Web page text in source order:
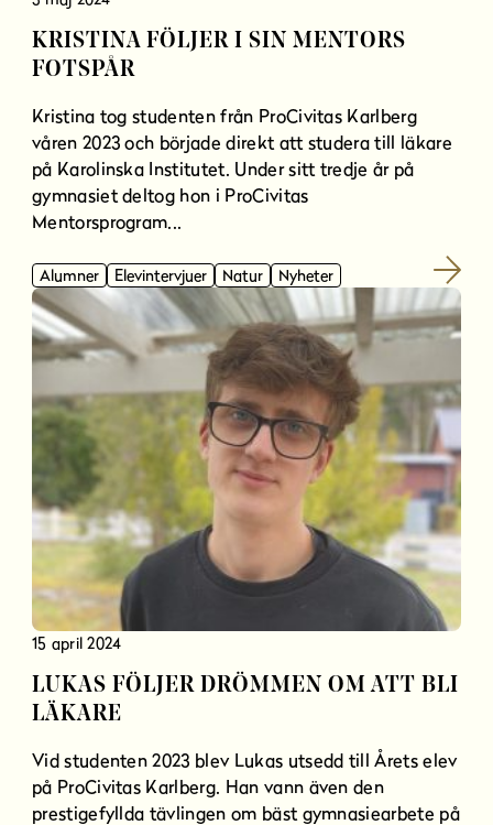
KRISTINA FÖLJER I SIN MENTORS
FOTSPÅR
Kristina tog studenten från ProCivitas Karlberg
våren 2023 och började direkt att studera till läkare
på Karolinska Institutet. Under sitt tredje år på
gymnasiet deltog hon i ProCivitas
Mentorsprogram...
Alumner Elevintervjuer Natur Nyheter
15 april 2024
LUKAS FÖLJER DRÖMMEN OM ATT BLI
LÄKARE
Vid studenten 2023 blev Lukas utsedd till Årets elev
på ProCivitas Karlberg. Han vann även den
prestigefyllda tävlingen om bäst gymnasiearbete på